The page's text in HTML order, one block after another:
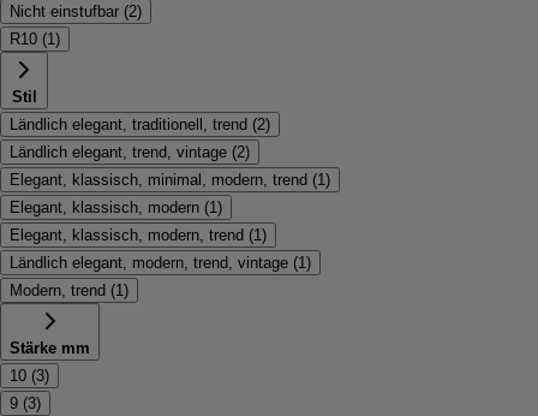
Nicht einstufbar (2)
R10 (1)
Stil
Ländlich elegant, traditionell, trend (2)
Ländlich elegant, trend, vintage (2)
Elegant, klassisch, minimal, modern, trend (1)
Elegant, klassisch, modern (1)
Elegant, klassisch, modern, trend (1)
Ländlich elegant, modern, trend, vintage (1)
Modern, trend (1)
Stärke mm
10 (3)
9 (3)